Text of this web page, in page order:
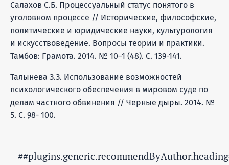
Салахов С.Б. Процессуальный статус понятого в
уголовном процессе // Исторические, философские,
политические и юридические науки, культурология
и искусствоведение. Вопросы теории и практики.
Тамбов: Грамота. 2014. № 10–1 (48). С. 139-141.
Талынева З.З. Использование возможностей
психологического обеспечения в мировом суде по
делам частного обвинения // Черные дыры. 2014. №
5. С. 98- 100.